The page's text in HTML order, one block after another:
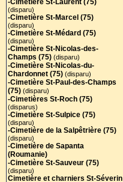
-Cimetière St-Laurent (75)
(disparu)
-Cimetière St-Marcel (75)
(disparu)
-Cimetière St-Médard (75)
(disparu)
-Cimetière St-Nicolas-des-
Champs (75) (disparu)
-Cimetière St-Nicolas-du-
Chardonnet (75) (disparu)
-Cimetière St-Paul-des-Champs
(75) (disparu)
-Cimetières St-Roch (75)
(disparus)
-Cimetière St-Sulpice (75)
(disparu)
-Cimetière de la Salpêtrière (75)
(disparu)
-Cimetière de Sapanta
(Roumanie)
-Cimetière St-Sauveur (75)
(disparu)
Cimetière et charniers St-Séverin